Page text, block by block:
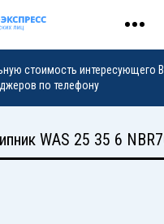
стоимость интересующего
по телефону
WAS 25 35 6